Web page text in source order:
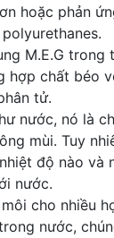
hoặc phản
M.E.G trong
hợp chất béo
tử.
nước, nó là
mùi. Tuy
độ nào và
nước.
cho nhiều
nước,